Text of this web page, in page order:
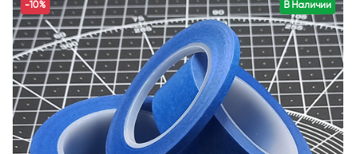
В Наличии
-10%